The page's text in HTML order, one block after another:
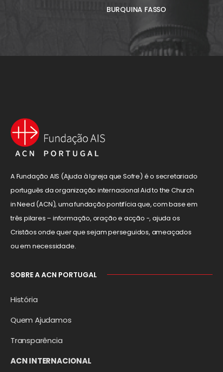
BURQUINA FASSO
A Fundação AIS (Ajuda à Igreja que Sofre) é o secretariado
português da organização internacional Aid to the Church
in Need (ACN), uma fundação pontifícia que, com base em
três pilares – informação, oração e acção -, ajuda os
Cristãos onde quer que sejam perseguidos, ameaçados
ou em necessidade.
SOBRE A ACN PORTUGAL
História
Quem Ajudamos
Transparência
ACN INTERNACIONAL